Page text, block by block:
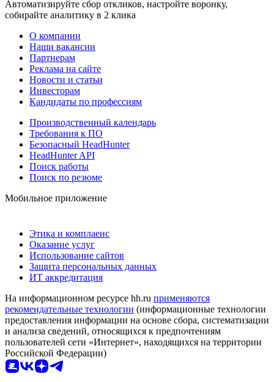
Автоматизируйте сбор откликов, настройте воронку,
собирайте аналитику в 2 клика
О компании
Наши вакансии
Партнерам
Реклама на сайте
Новости и статьи
Инвесторам
Кандидаты по профессиям
Производственный календарь
Требования к ПО
Безопасный HeadHunter
HeadHunter API
Поиск работы
Поиск по резюме
Мобильное приложение
Этика и комплаенс
Оказание услуг
Использование сайтов
Защита персональных данных
ИТ аккредитация
На информационном ресурсе hh.ru применяются
рекомендательные технологии (информационные технологии
предоставления информации на основе сбора, систематизации
и анализа сведений, относящихся к предпочтениям
пользователей сети «Интернет», находящихся на территории
Российской Федерации)